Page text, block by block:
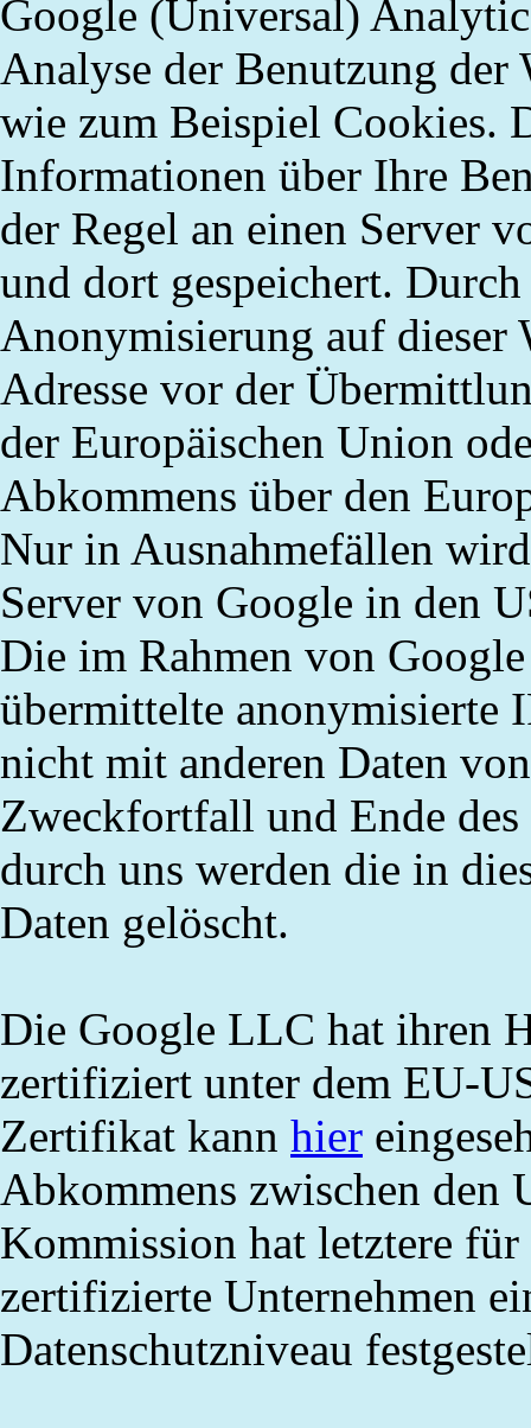
Google (Universal)
Analyse der Benutzung der
wie zum Beispiel Cookies.
Informationen über Ihre
der Regel an einen Server
und dort gespeichert.
Anonymisierung auf dieser
Adresse vor der
der Europäischen Union
Abkommens über den
Nur in Ausnahmefällen
Server von Google in den
Die im Rahmen von
übermittelte anonymisierte
nicht mit anderen Daten
Zweckfortfall und Ende
durch uns werden die in
Daten gelöscht.
Die Google LLC hat ihren
zertifiziert unter dem EU-
Zertifikat kann hier
Abkommens zwischen den
Kommission hat letztere
zertifizierte Unternehmen
Datenschutzniveau